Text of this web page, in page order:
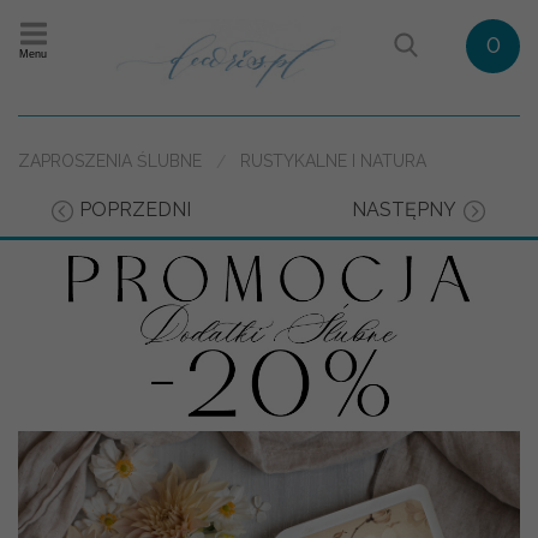
Menu 0
ZAPROSZENIA ŚLUBNE RUSTYKALNE I NATURA
POPRZEDNI NASTĘPNY